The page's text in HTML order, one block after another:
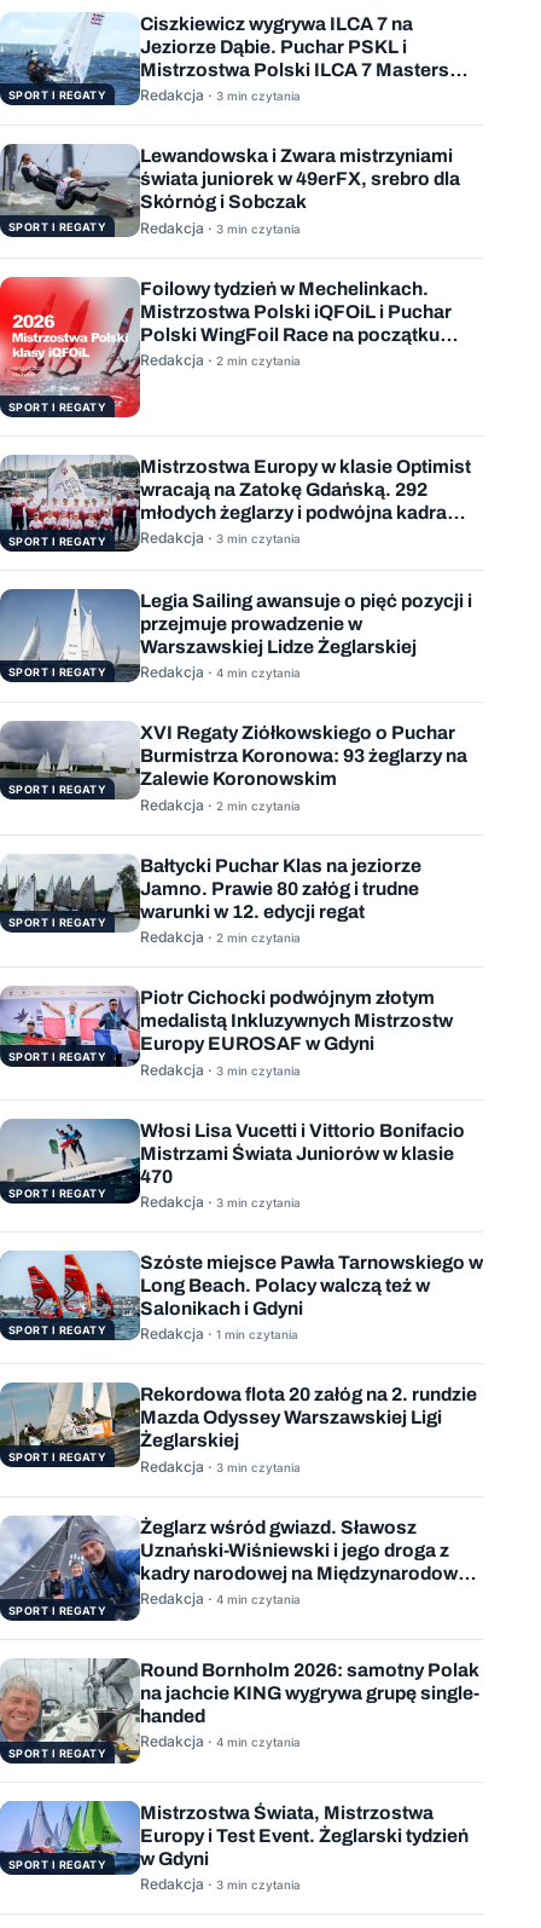
SPORT I REGATY
Ciszkiewicz wygrywa ILCA 7 na
Jeziorze Dąbie. Puchar PSKL i
Mistrzostwa Polski ILCA 7 Masters
rozstrzygnięte
Redakcja · 3 min czytania
SPORT I REGATY
Lewandowska i Zwara mistrzyniami
świata juniorek w 49erFX, srebro dla
Skórnóg i Sobczak
Redakcja · 3 min czytania
SPORT I REGATY
Foilowy tydzień w Mechelinkach.
Mistrzostwa Polski iQFOiL i Puchar
Polski WingFoil Race na początku
sierpnia
Redakcja · 2 min czytania
SPORT I REGATY
Mistrzostwa Europy w klasie Optimist
wracają na Zatokę Gdańską. 292
młodych żeglarzy i podwójna kadra
Polski
Redakcja · 3 min czytania
SPORT I REGATY
Legia Sailing awansuje o pięć pozycji i
przejmuje prowadzenie w
Warszawskiej Lidze Żeglarskiej
Redakcja · 4 min czytania
SPORT I REGATY
XVI Regaty Ziółkowskiego o Puchar
Burmistrza Koronowa: 93 żeglarzy na
Zalewie Koronowskim
Redakcja · 2 min czytania
SPORT I REGATY
Bałtycki Puchar Klas na jeziorze
Jamno. Prawie 80 załóg i trudne
warunki w 12. edycji regat
Redakcja · 2 min czytania
SPORT I REGATY
Piotr Cichocki podwójnym złotym
medalistą Inkluzywnych Mistrzostw
Europy EUROSAF w Gdyni
Redakcja · 3 min czytania
SPORT I REGATY
Włosi Lisa Vucetti i Vittorio Bonifacio
Mistrzami Świata Juniorów w klasie
470
Redakcja · 3 min czytania
SPORT I REGATY
Szóste miejsce Pawła Tarnowskiego w
Long Beach. Polacy walczą też w
Salonikach i Gdyni
Redakcja · 1 min czytania
SPORT I REGATY
Rekordowa flota 20 załóg na 2. rundzie
Mazda Odyssey Warszawskiej Ligi
Żeglarskiej
Redakcja · 3 min czytania
SPORT I REGATY
Żeglarz wśród gwiazd. Sławosz
Uznański-Wiśniewski i jego droga z
kadry narodowej na Międzynarodową
Stację Kosmiczną
Redakcja · 4 min czytania
SPORT I REGATY
Round Bornholm 2026: samotny Polak
na jachcie KING wygrywa grupę single-
handed
Redakcja · 4 min czytania
SPORT I REGATY
Mistrzostwa Świata, Mistrzostwa
Europy i Test Event. Żeglarski tydzień
w Gdyni
Redakcja · 3 min czytania